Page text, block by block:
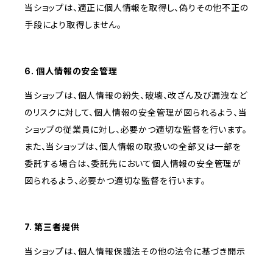
当ショップは、適正に個人情報を取得し、偽りその他不正の
手段により取得しません。
6. 個人情報の安全管理
当ショップは、個人情報の紛失、破壊、改ざん及び漏洩など
のリスクに対して、個人情報の安全管理が図られるよう、当
ショップの従業員に対し、必要かつ適切な監督を行います。
また、当ショップは、個人情報の取扱いの全部又は一部を
委託する場合は、委託先において個人情報の安全管理が
図られるよう、必要かつ適切な監督を行います。
7. 第三者提供
当ショップは、個人情報保護法その他の法令に基づき開示